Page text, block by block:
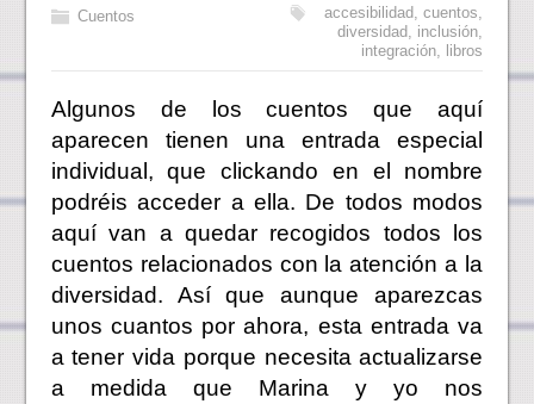
Cuentos accesibilidad ,cuentos
diversidad
inclusión
integración
libros
Algunos de los cuentos que aquí
aparecen tienen una entrada especial
individual, que clickando en el nombre
podréis acceder a ella. De todos modos
aquí van a quedar recogidos todos los
cuentos relacionados con la atención a la
diversidad. Así que aunque aparezcas
unos cuantos por ahora, esta entrada va
a tener vida porque necesita actualizarse
a medida que Marina y yo nos